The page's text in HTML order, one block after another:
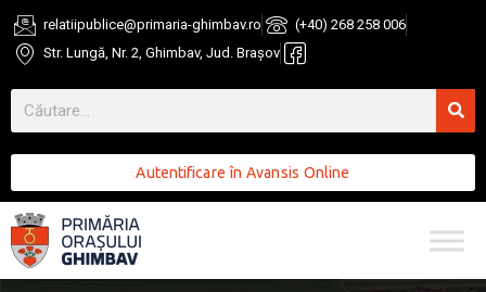
relatiipublice@primaria-ghimbav.ro
(+40) 268 258 006
Str. Lungă, Nr. 2, Ghimbav, Jud. Brașov
Autentificare în Avansis Online